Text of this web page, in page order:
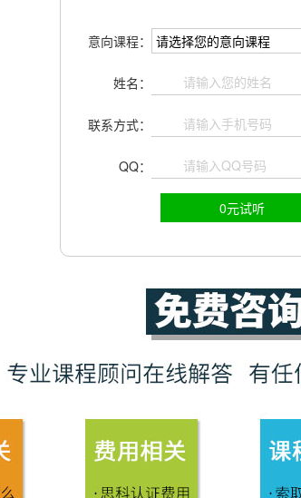
意向课程：
姓名：
联系方式：
QQ：
0元试听